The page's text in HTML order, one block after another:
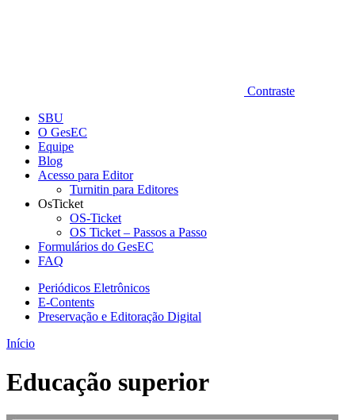
Contraste
SBU
O GesEC
Equipe
Blog
Acesso para Editor
Turnitin para Editores
OsTicket
OS-Ticket
OS Ticket – Passos a Passo
Formulários do GesEC
FAQ
Periódicos Eletrônicos
E-Contents
Preservação e Editoração Digital
Início
Educação superior